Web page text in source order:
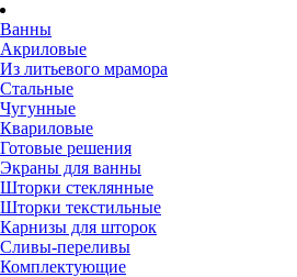
Ванны
Акриловые
Из литьевого мрамора
Стальные
Чугунные
Квариловые
Готовые решения
Экраны для ванны
Шторки стеклянные
Шторки текстильные
Карнизы для шторок
Сливы-переливы
Комплектующие